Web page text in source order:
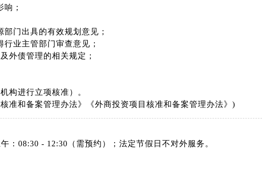
；
门出具的有效规划意见；
业主管部门审查意见；
外债管理的相关规定；
构进行立项核准）。
准和备案管理办法》《外商投资项目核准和备案管理办法》)
：08:30 - 12:30（需预约）；法定节假日不对外服务。